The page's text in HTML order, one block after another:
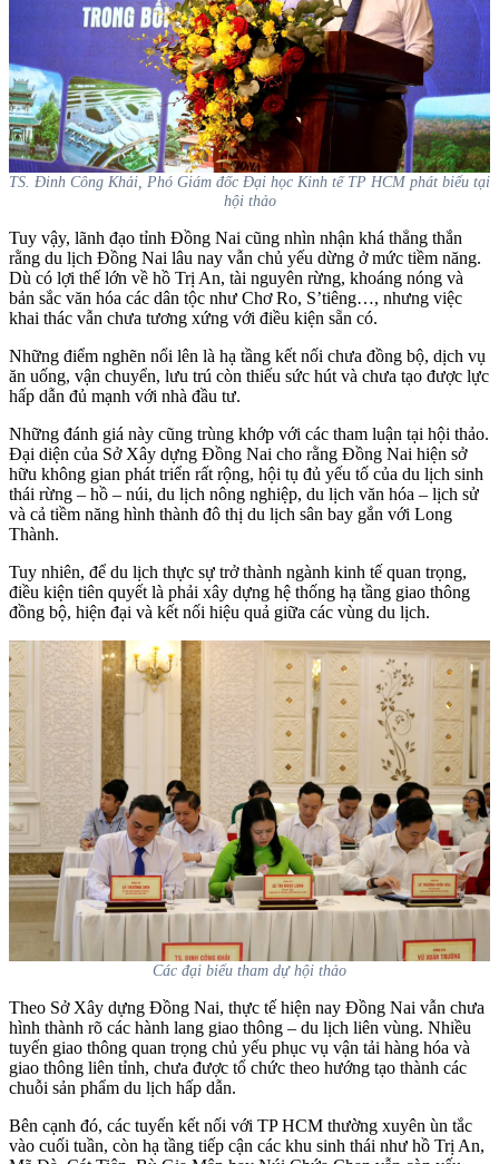
TS. Đinh Công Khải, Phó Giám đốc Đại học Kinh tế TP HCM phát biểu tại
hội thảo
Tuy vậy, lãnh đạo tỉnh Đồng Nai cũng nhìn nhận khá thẳng thắn
rằng du lịch Đồng Nai lâu nay vẫn chủ yếu dừng ở mức tiềm năng.
Dù có lợi thế lớn về hồ Trị An, tài nguyên rừng, khoáng nóng và
bản sắc văn hóa các dân tộc như Chơ Ro, S’tiêng…, nhưng việc
khai thác vẫn chưa tương xứng với điều kiện sẵn có.
Những điểm nghẽn nổi lên là hạ tầng kết nối chưa đồng bộ, dịch vụ
ăn uống, vận chuyển, lưu trú còn thiếu sức hút và chưa tạo được lực
hấp dẫn đủ mạnh với nhà đầu tư.
Những đánh giá này cũng trùng khớp với các tham luận tại hội thảo.
Đại diện của Sở Xây dựng Đồng Nai cho rằng Đồng Nai hiện sở
hữu không gian phát triển rất rộng, hội tụ đủ yếu tố của du lịch sinh
thái rừng – hồ – núi, du lịch nông nghiệp, du lịch văn hóa – lịch sử
và cả tiềm năng hình thành đô thị du lịch sân bay gắn với Long
Thành.
Tuy nhiên, để du lịch thực sự trở thành ngành kinh tế quan trọng,
điều kiện tiên quyết là phải xây dựng hệ thống hạ tầng giao thông
đồng bộ, hiện đại và kết nối hiệu quả giữa các vùng du lịch.
Các đại biểu tham dự hội thảo
Theo Sở Xây dựng Đồng Nai, thực tế hiện nay Đồng Nai vẫn chưa
hình thành rõ các hành lang giao thông – du lịch liên vùng. Nhiều
tuyến giao thông quan trọng chủ yếu phục vụ vận tải hàng hóa và
giao thông liên tỉnh, chưa được tổ chức theo hướng tạo thành các
chuỗi sản phẩm du lịch hấp dẫn.
Bên cạnh đó, các tuyến kết nối với TP HCM thường xuyên ùn tắc
vào cuối tuần, còn hạ tầng tiếp cận các khu sinh thái như hồ Trị An,